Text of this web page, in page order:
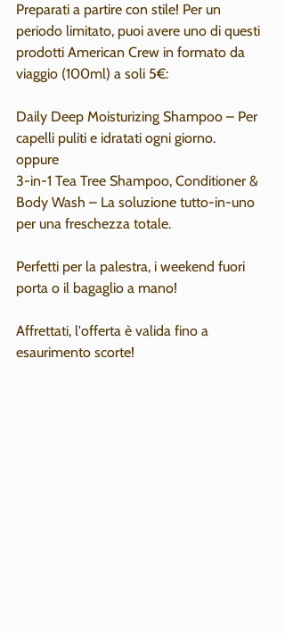
Preparati a partire con stile! Per un
periodo limitato, puoi avere uno di questi
prodotti American Crew in formato da
viaggio (100ml) a soli 5€:
Daily Deep Moisturizing Shampoo – Per
capelli puliti e idratati ogni giorno.
oppure
3-in-1 Tea Tree Shampoo, Conditioner &
Body Wash – La soluzione tutto-in-uno
per una freschezza totale.
Perfetti per la palestra, i weekend fuori
porta o il bagaglio a mano!
Affrettati, l'offerta è valida fino a
esaurimento scorte!